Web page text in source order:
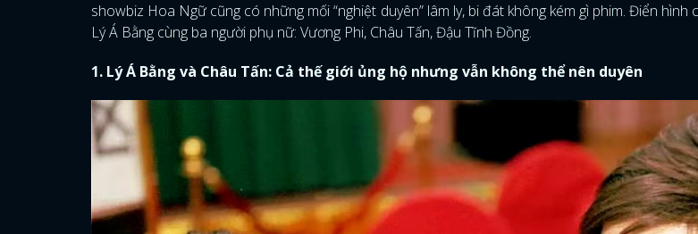
showbiz Hoa Ngữ cũng có những mối “nghiệt duyên” lâm ly, bi đát không kém gì phim. Điển hình
Lý Á Bằng cùng ba người phụ nữ: Vương Phi, Châu Tấn, Đậu Tĩnh Đồng.
1. Lý Á Bằng và Châu Tấn: Cả thế giới ủng hộ nhưng vẫn không thể nên duyên